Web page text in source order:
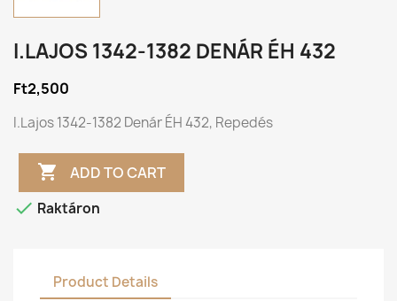
I.LAJOS 1342-1382 DENÁR ÉH 432
Ft2,500
I.Lajos 1342-1382 Denár ÉH 432, Repedés
 ADD TO CART
 Raktáron
Product Details